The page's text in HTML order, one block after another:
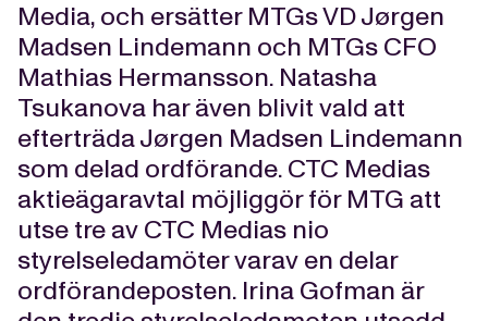
Media, och ersätter MTGs VD Jørgen
Madsen Lindemann och MTGs CFO
Mathias Hermansson. Natasha
Tsukanova har även blivit vald att
efterträda Jørgen Madsen Lindemann
som delad ordförande. CTC Medias
aktieägaravtal möjliggör för MTG att
utse tre av CTC Medias nio
styrelseledamöter varav en delar
ordförandeposten. Irina Gofman är